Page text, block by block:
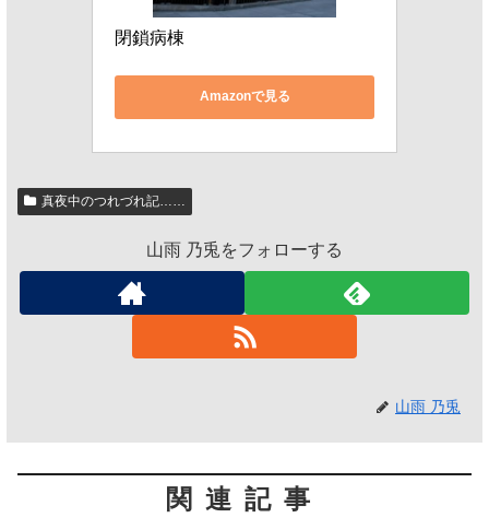
閉鎖病棟
Amazonで見る
真夜中のつれづれ記……
山雨 乃兎をフォローする
山雨 乃兎
関連記事